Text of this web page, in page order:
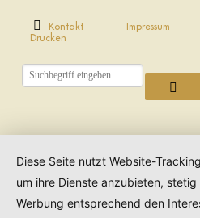
Kontakt Impressum
Drucken
Diese Seite nutzt Website-
um ihre Dienste anzubieten,
Werbung entsprechend den